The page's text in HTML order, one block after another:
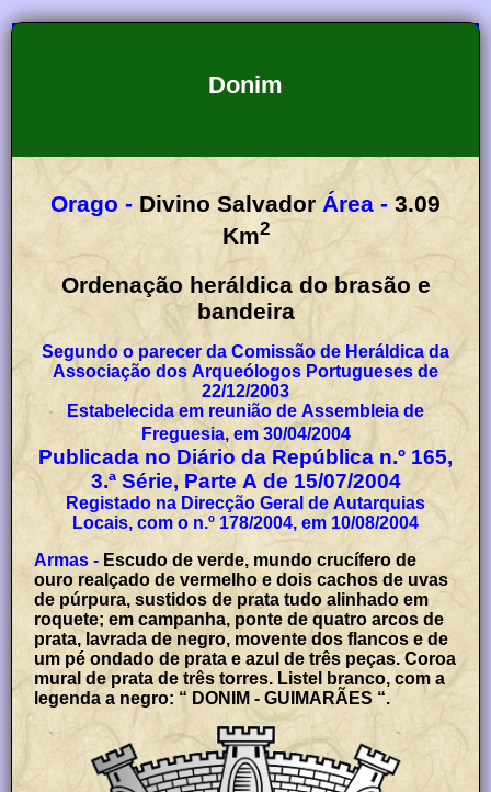
Donim
Orago - Divino Salvador Área - 3.09
Km2
Ordenação heráldica do brasão e
bandeira
Segundo o parecer da Comissão de Heráldica da
Associação dos Arqueólogos Portugueses de
22/12/2003
Estabelecida em reunião de Assembleia de
Freguesia, em 30/04/2004
Publicada no Diário da República n.º 165,
3.ª Série, Parte A de 15/07/2004
Registado na Direcção Geral de Autarquias
Locais, com o n.º 178/2004, em 10/08/2004
Armas - Escudo de verde, mundo crucífero de
ouro realçado de vermelho e dois cachos de uvas
de púrpura, sustidos de prata tudo alinhado em
roquete; em campanha, ponte de quatro arcos de
prata, lavrada de negro, movente dos flancos e de
um pé ondado de prata e azul de três peças. Coroa
mural de prata de três torres. Listel branco, com a
legenda a negro: “ DONIM - GUIMARÃES “.